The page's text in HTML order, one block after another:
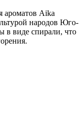
ароматов Aika
народов Юго-
в виде спирали, что